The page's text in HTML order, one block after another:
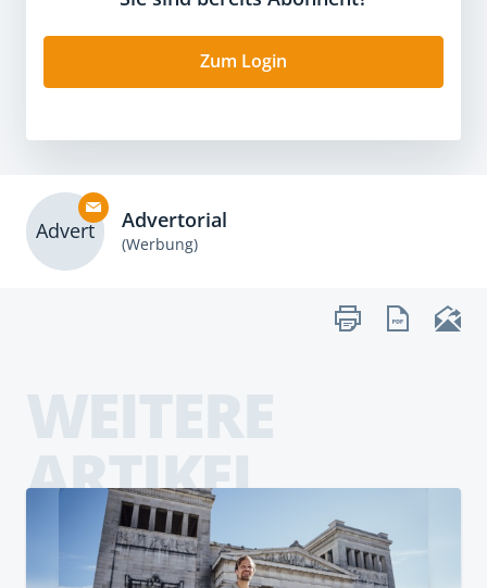
Zum Login
Advert Advertorial
(Werbung)
ARTIKEL